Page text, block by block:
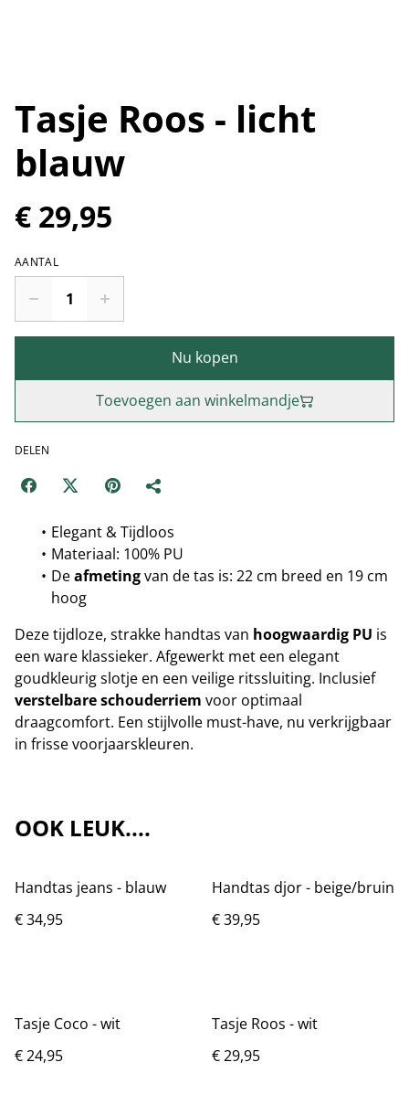
Tasje Roos - licht
blauw
€ 29,95
AANTAL
Nu kopen
Toevoegen aan winkelmandje
DELEN
Elegant & Tijdloos
Materiaal: 100% PU
Deafmetingvan de tas is: 22 cm breed en 19 cm
hoog
Deze tijdloze, strakke handtas van hoogwaardig PU is
een ware klassieker. Afgewerkt met een elegant
goudkleurig slotje en een veilige ritssluiting. Inclusief
verstelbare schouderriem voor optimaal
draagcomfort. Een stijlvolle must-have, nu verkrijgbaar
in frisse voorjaarskleuren.
OOK LEUK....
Handtas jeans - blauw
€ 34,95
Handtas djor - beige/bruin
€ 39,95
Tasje Coco - wit
€ 24,95
Tasje Roos - wit
€ 29,95